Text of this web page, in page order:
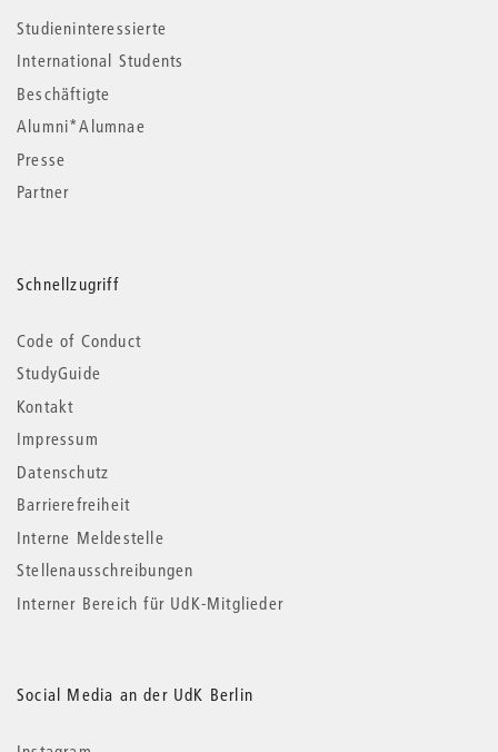
Studieninteressierte
International Students
Beschäftigte
Alumni*Alumnae
Presse
Partner
Schnellzugriff
Code of Conduct
StudyGuide
Kontakt
Impressum
Datenschutz
Barrierefreiheit
Interne Meldestelle
Stellenausschreibungen
Interner Bereich für UdK-Mitglieder
Social Media an der UdK Berlin